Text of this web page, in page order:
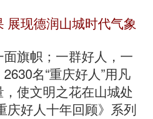
展现德润山城时代气象
旗帜；一群好人，一
名“重庆好人”用凡
使文明之花在山城处
庆好人十年回顾》系列